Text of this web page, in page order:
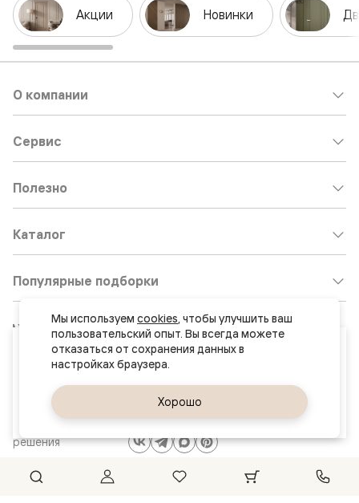
Ваш город
Хабаровск
Акции Новинки
решения
О компании
Сервис
Полезно
Каталог
Популярные подборки
Клиентский центр: 8 800 511 30 95
Почта по общим вопросам:
8800@volhovez.natm.ru
Обратный звонок
Сайт не является публичной офертой
Мы используем cookies, чтобы улучшить ваш
пользовательский опыт. Вы всегда можете
отказаться от сохранения данных в
Хорошо